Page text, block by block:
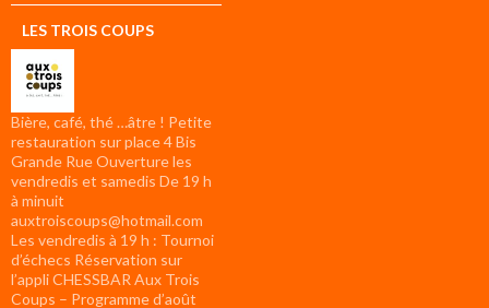
LES TROIS COUPS
Bière, café, thé …âtre ! Petite
restauration sur place 4 Bis
Grande Rue Ouverture les
vendredis et samedis De 19 h
à minuit
auxtroiscoups@hotmail.com
Les vendredis à 19 h : Tournoi
d’échecs Réservation sur
l’appli CHESSBAR Aux Trois
Coups – Programme d’août